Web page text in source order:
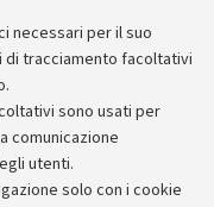
necessari per il suo
tracciamento facoltativi
sono usati per
comunicazione
utenti.
solo con i cookie